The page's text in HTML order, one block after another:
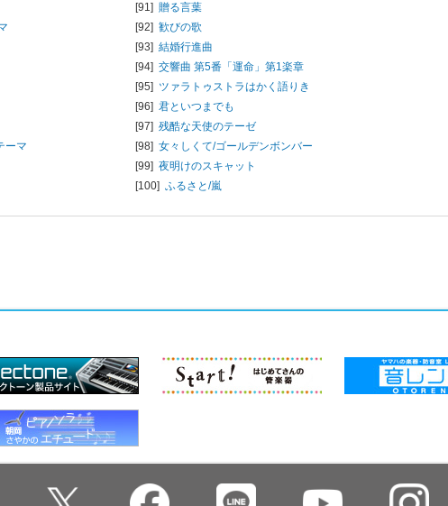
ーマ
[91] 贈る言葉
[92] 歓びの歌
[93] 結婚行進曲
[94] 交響曲 第5番「運命」第1楽章
[95] ツァラトゥストラはかく語りき
[96] 君といつまでも
[97] 残酷な天使のテーゼ
[98] 女々しくて/ゴールデンボンバー
[99] 夜明けのスキャット
[100] ふるさと/嵐